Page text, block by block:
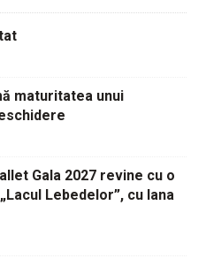
maturitatea unui
Gala 2027 revine cu o
Lebedelor”, cu Iana